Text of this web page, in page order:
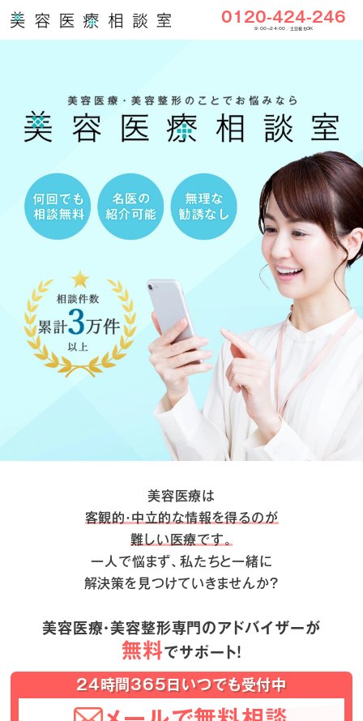
0120-424-246
9:00〜24:00／土日祝もOK
美容医療は
客観的・中立的な情報を得るのが
難しい医療です。
一人で悩まず、私たちと一緒に
解決策を見つけていきませんか？
美容医療・美容整形専門のアドバイザーが
無料でサポート！
24時間365日いつでも受付中